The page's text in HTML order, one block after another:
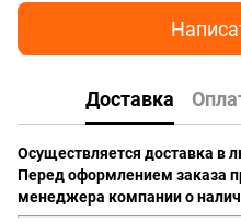
Доставка
Осуществляется доставка в
Перед оформлением заказа
менеджера компании о